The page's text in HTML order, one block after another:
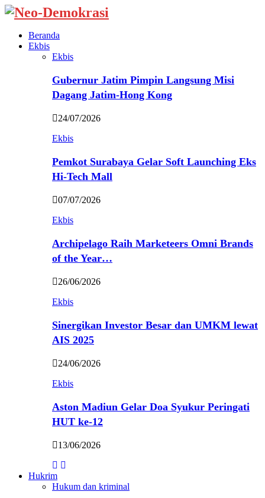
Beranda
Ekbis
Ekbis
Gubernur Jatim Pimpin Langsung Misi
Dagang Jatim-Hong Kong
24/07/2026
Ekbis
Pemkot Surabaya Gelar Soft Launching Eks
Hi-Tech Mall
07/07/2026
Ekbis
Archipelago Raih Marketeers Omni Brands
of the Year…
26/06/2026
Ekbis
Sinergikan Investor Besar dan UMKM lewat
AIS 2025
24/06/2026
Ekbis
Aston Madiun Gelar Doa Syukur Peringati
HUT ke-12
13/06/2026
Hukrim
Hukum dan kriminal